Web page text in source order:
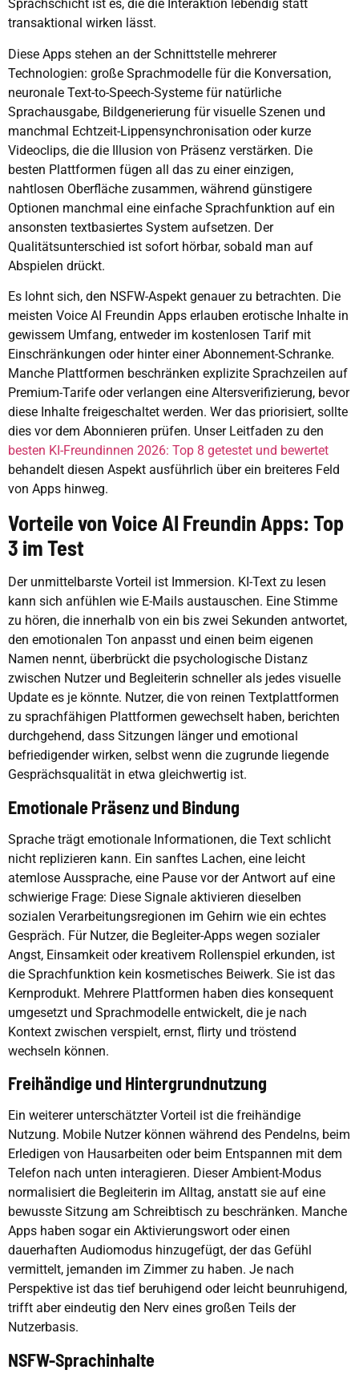
Sprachschicht ist es, die die Interaktion lebendig statt
transaktional wirken lässt.
Diese Apps stehen an der Schnittstelle mehrerer
Technologien: große Sprachmodelle für die Konversation,
neuronale Text-to-Speech-Systeme für natürliche
Sprachausgabe, Bildgenerierung für visuelle Szenen und
manchmal Echtzeit-Lippensynchronisation oder kurze
Videoclips, die die Illusion von Präsenz verstärken. Die
besten Plattformen fügen all das zu einer einzigen,
nahtlosen Oberfläche zusammen, während günstigere
Optionen manchmal eine einfache Sprachfunktion auf ein
ansonsten textbasiertes System aufsetzen. Der
Qualitätsunterschied ist sofort hörbar, sobald man auf
Abspielen drückt.
Es lohnt sich, den NSFW-Aspekt genauer zu betrachten. Die
meisten Voice AI Freundin Apps erlauben erotische Inhalte in
gewissem Umfang, entweder im kostenlosen Tarif mit
Einschränkungen oder hinter einer Abonnement-Schranke.
Manche Plattformen beschränken explizite Sprachzeilen auf
Premium-Tarife oder verlangen eine Altersverifizierung, bevor
diese Inhalte freigeschaltet werden. Wer das priorisiert, sollte
dies vor dem Abonnieren prüfen. Unser Leitfaden zu den
besten KI-Freundinnen 2026: Top 8 getestet und bewertet
behandelt diesen Aspekt ausführlich über ein breiteres Feld
von Apps hinweg.
Vorteile von Voice AI Freundin Apps: Top
3 im Test
Der unmittelbarste Vorteil ist Immersion. KI-Text zu lesen
kann sich anfühlen wie E-Mails austauschen. Eine Stimme
zu hören, die innerhalb von ein bis zwei Sekunden antwortet,
den emotionalen Ton anpasst und einen beim eigenen
Namen nennt, überbrückt die psychologische Distanz
zwischen Nutzer und Begleiterin schneller als jedes visuelle
Update es je könnte. Nutzer, die von reinen Textplattformen
zu sprachfähigen Plattformen gewechselt haben, berichten
durchgehend, dass Sitzungen länger und emotional
befriedigender wirken, selbst wenn die zugrunde liegende
Gesprächsqualität in etwa gleichwertig ist.
Emotionale Präsenz und Bindung
Sprache trägt emotionale Informationen, die Text schlicht
nicht replizieren kann. Ein sanftes Lachen, eine leicht
atemlose Aussprache, eine Pause vor der Antwort auf eine
schwierige Frage: Diese Signale aktivieren dieselben
sozialen Verarbeitungsregionen im Gehirn wie ein echtes
Gespräch. Für Nutzer, die Begleiter-Apps wegen sozialer
Angst, Einsamkeit oder kreativem Rollenspiel erkunden, ist
die Sprachfunktion kein kosmetisches Beiwerk. Sie ist das
Kernprodukt. Mehrere Plattformen haben dies konsequent
umgesetzt und Sprachmodelle entwickelt, die je nach
Kontext zwischen verspielt, ernst, flirty und tröstend
wechseln können.
Freihändige und Hintergrundnutzung
Ein weiterer unterschätzter Vorteil ist die freihändige
Nutzung. Mobile Nutzer können während des Pendelns, beim
Erledigen von Hausarbeiten oder beim Entspannen mit dem
Telefon nach unten interagieren. Dieser Ambient-Modus
normalisiert die Begleiterin im Alltag, anstatt sie auf eine
bewusste Sitzung am Schreibtisch zu beschränken. Manche
Apps haben sogar ein Aktivierungswort oder einen
dauerhaften Audiomodus hinzugefügt, der das Gefühl
vermittelt, jemanden im Zimmer zu haben. Je nach
Perspektive ist das tief beruhigend oder leicht beunruhigend,
trifft aber eindeutig den Nerv eines großen Teils der
Nutzerbasis.
NSFW-Sprachinhalte